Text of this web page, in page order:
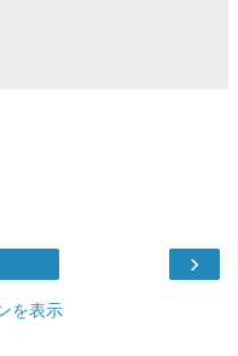
›
を表示